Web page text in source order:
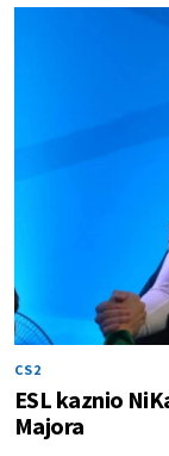
CS2
ESL kaznio
Majora